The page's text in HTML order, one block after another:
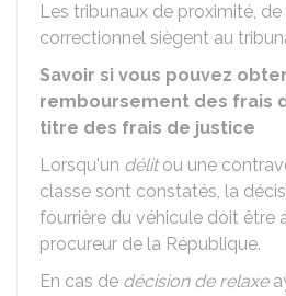
Les tribunaux de proximité,
correctionnel siègent au
Savoir si vous pouvez
remboursement des frais
titre des frais de justice
Lorsqu'un délitou une
classe sont constatés, la
fourrière du véhicule doit être
procureur de la République.
En cas de décision de relaxe